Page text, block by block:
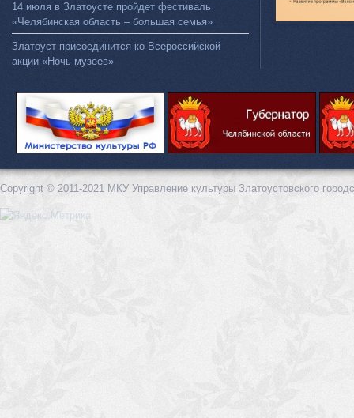
14 июля в Златоусте пройдет фестиваль
«Челябинская область – большая семья»
Златоуст присоединится ко Всероссийской
акции «Ночь музеев»
Copyright © 2011-2021 МКУ Управление культуры Златоустовского